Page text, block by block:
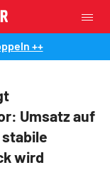
++
Umsatz auf
wird